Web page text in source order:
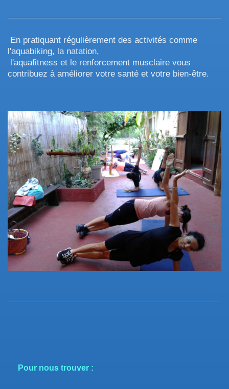
En pratiquant régulièrement des activités comme
l'aquabiking, la natation,
l'aquafitness et le renforcement musclaire vous
contribuez à améliorer votre santé et votre bien-être.
Pour nous trouver :